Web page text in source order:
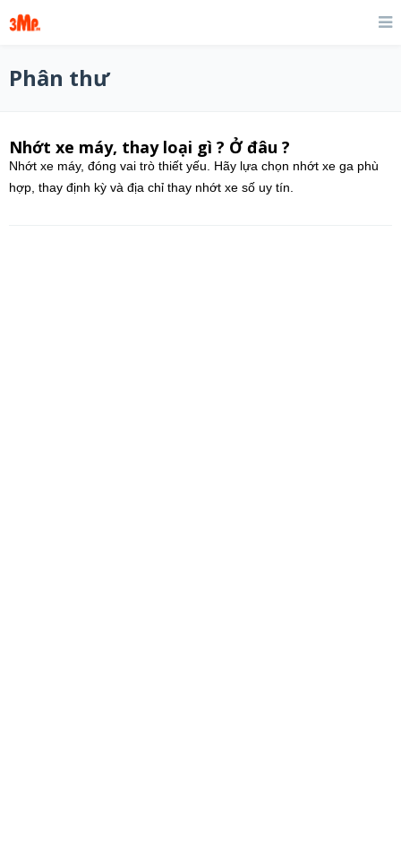
Phân thư
Nhớt xe máy, thay loại gì ? Ở đâu ?
Nhớt xe máy, đóng vai trò thiết yếu. Hãy lựa chọn nhớt xe ga phù
hợp, thay định kỳ và địa chỉ thay nhớt xe số uy tín.